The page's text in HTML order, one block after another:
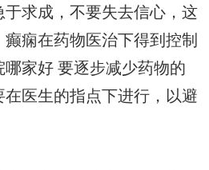
于求成，不要失去信心，这
痫在药物医治下得到控制
哪家好 要逐步减少药物的
医生的指点下进行，以避